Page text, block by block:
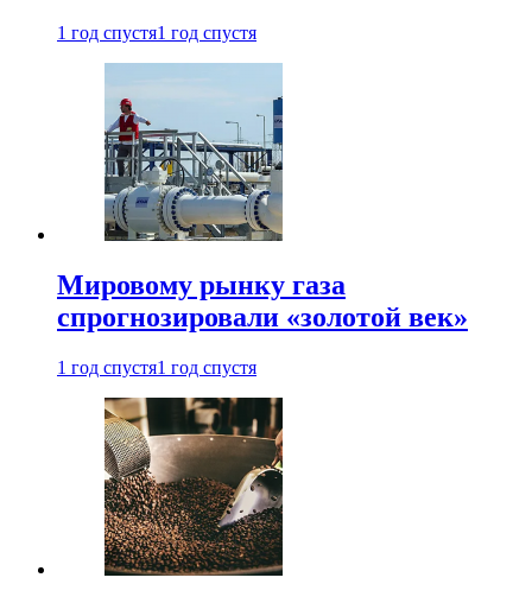
1 год спустя1 год спустя
Мировому рынку газа
спрогнозировали «золотой век»
1 год спустя1 год спустя